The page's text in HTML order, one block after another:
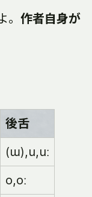
作者自身が
後舌
(ɯ),u,uː
o,oː